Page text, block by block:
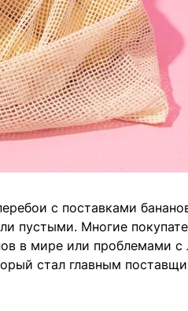
с поставками
пустыми. Многие
в мире или проблемами с
стал главным